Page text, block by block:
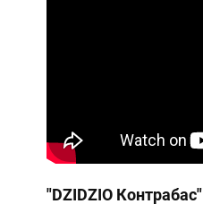
"DZIDZIO Контрабас"